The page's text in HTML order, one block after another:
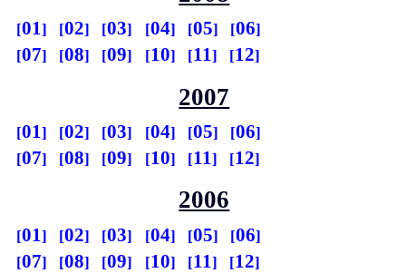
01 02 03 04 05
06
07
08 09 10 11 12
2007
01 02 03 04 05
06
07
08 09 10 11 12
2006
01 02 03 04 05
06
07
08 09 10 11 12